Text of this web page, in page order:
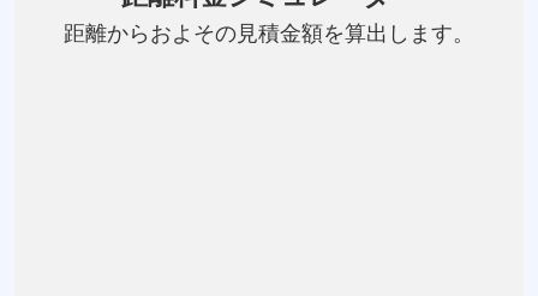
距離からおよその見積金額を算出します。